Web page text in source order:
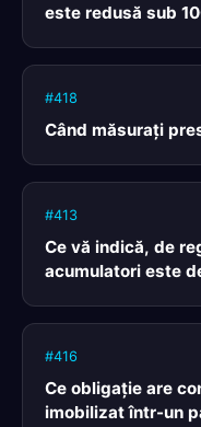
este redusă sub
#418
Când măsuraţi
#413
Ce vă indică, de
acumulatori este
#416
Ce obligaţie are
imobilizat într-un